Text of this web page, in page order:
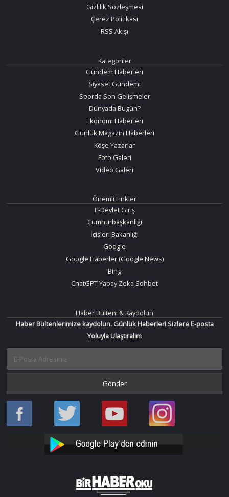
Gizlilik Sözleşmesi
Çerez Politikası
RSS Akışı
Kategoriler
Gündem Haberleri
Siyaset Gündemi
Sporda Son Gelişmeler
Dünyada Bugün?
Ekonomi Haberleri
Günlük Magazin Haberleri
Köşe Yazarlar
Foto Galeri
Video Galeri
Önemli Linkler
E-Devlet Giriş
Cumhurbaşkanlığı
İçişleri Bakanlığı
Google
Google Haberler (Google News)
Bing
ChatGPT Yapay Zeka Sohbet
Haber Bülteni & Kaydolun
Haber Bültenlerimize kaydolun. Günlük Haberleri Sizlere E-posta
Yoluyla Ulaştıralım
Haber
Oku
Haber
Oku
Bir
Haber
YouTube
Bir
Haber
Instagram